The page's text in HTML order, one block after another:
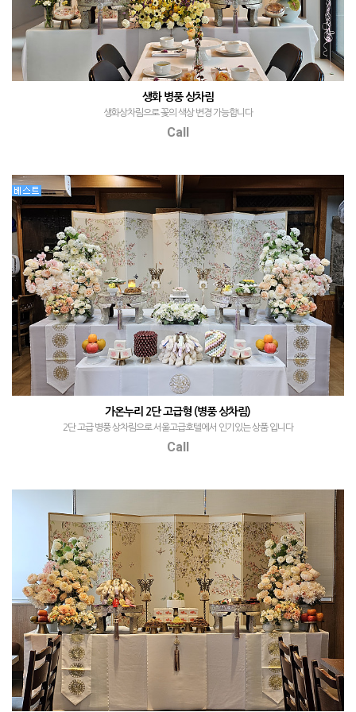
생화 병풍 상차림
생화상차림으로 꽃의 색상 변경 가능합니다
Call
가온누리 2단 고급형 (병풍 상차림)
2단 고급 병풍 상차림으로 서울고급호텔에서 인기있는 상품 입니다
Call